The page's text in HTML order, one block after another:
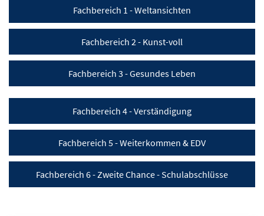
Fachbereich 1 - Weltansichten
Fachbereich 2 - Kunst-voll
Fachbereich 3 - Gesundes Leben
Fachbereich 4 - Verständigung
Fachbereich 5 - Weiterkommen & EDV
Fachbereich 6 - Zweite Chance - Schulabschlüsse